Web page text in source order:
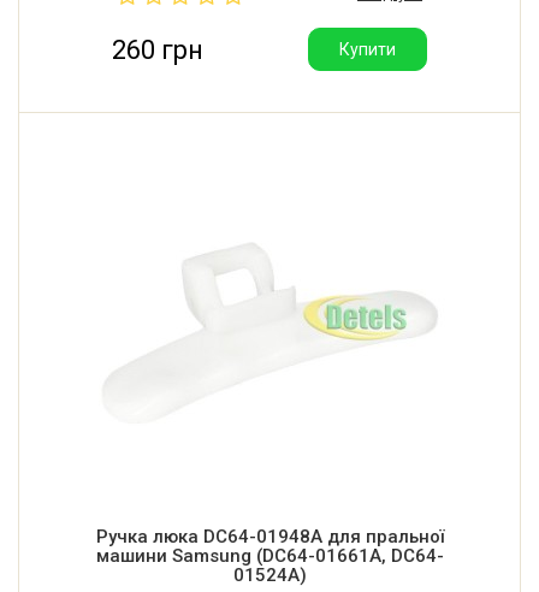
260 грн Купити
Ручка люка DC64-01948A для пральної
машини Samsung (DC64-01661A, DC64-
01524A)